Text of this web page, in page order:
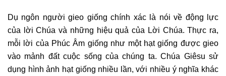
Dụ ngôn người gieo giống chính xác là nói về động lực
của lời Chúa và những hiệu quả của Lời Chúa. Thực ra,
mỗi lời của Phúc Âm giống như một hạt giống được gieo
vào mảnh đất cuộc sống của chúng ta. Chúa Giêsu sử
dụng hình ảnh hạt giống nhiều lần, với nhiều ý nghĩa khác